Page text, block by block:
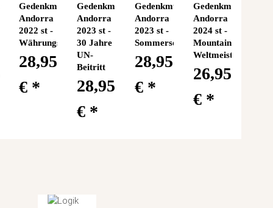
Gedenkmünze
Andorra
2022 st -
Währungsvereinbarung
28,95
€ *
Gedenkmünze
Andorra
2023 st -
30 Jahre
UN-
Beitritt
28,95
€ *
Gedenkmünze
Andorra
2023 st -
Sommersonnenwende
28,95
€ *
Gedenkmünze
Andorra
2024 st -
Mountainbike
Weltmeisterschaft
26,95
€ *